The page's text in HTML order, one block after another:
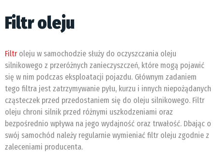
Filtr oleju
Filtroleju w samochodzie służy do oczyszczania oleju
silnikowego z przeróżnych zanieczyszczeń, które mogą pojawić
się w nim podczas eksploatacji pojazdu. Głównym zadaniem
tego filtra jest zatrzymywanie pyłu, kurzu i innych niepożądanych
cząsteczek przed przedostaniem się do oleju silnikowego. Filtr
oleju chroni silnik przed różnymi uszkodzeniami oraz
bezpośrednio wpływa na jego wydajność oraz trwałość. Dbając o
swój samochód należy regularnie wymieniać filtr oleju zgodnie z
zaleceniami producenta.